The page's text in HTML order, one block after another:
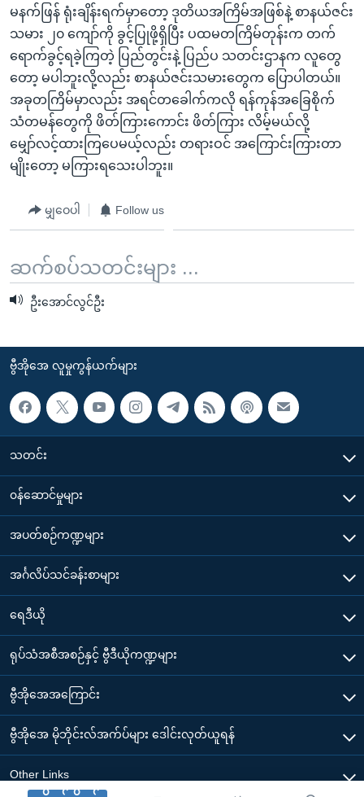
မနက်ဖြန် ရုံးချိန်းရက်မှာတော့ ဒုတိယအကြိမ်အဖြစ်နဲ့ စာနယ်ဇင်း
သမား ၂၀ ကျော်ကို ခွင့်ပြုဖို့ရှိပြီး ပထမတကြိမ်တုန်းက တက်
ရောက်ခွင့်ရခဲ့ကြတဲ့ ပြည်တွင်းနဲ့ ပြည်ပ သတင်းဌာနက လူတွေ
တော့ မပါဘူးလို့လည်း စာနယ်ဇင်းသမားတွေက ပြောပါတယ်။
အခုတကြိမ်မှာလည်း အရင်တခေါက်ကလို ရန်ကုန်အခြေစိုက်
သံတမန်တွေကို ဖိတ်ကြားကောင်း ဖိတ်ကြား လိမ့်မယ်လို့
မျှော်လင့်ထားကြပေမယ့်လည်း တရားဝင် အကြောင်းကြားတာ
မျိုးတော့ မကြားရသေးပါဘူး။
မျှဝေပါ Follow us
ဆက်စပ်သတင်းများ ...
ဦးအောင်လွင်ဦး
ဗွီအိုအေ လူမှုကွန်ယက်များ
သတင်း
၀န်ဆောင်မှုများ
အပတ်စဉ်ကဏ္ဍများ
အင်္ဂလိပ်သင်ခန်းစာများ
ရေဒီယို
ရုပ်သံအစီအစဉ်နှင့် ဗွီဒီယိုကဏ္ဍများ
ဗွီအိုအေအကြောင်း
ဗွီအိုအေ မိုဘိုင်းလ်အက်ပ်များ ဒေါင်းလုတ်ယူရန်
Other Links